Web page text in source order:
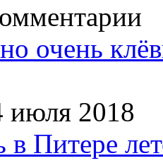
очень
июля 2018
в Питере